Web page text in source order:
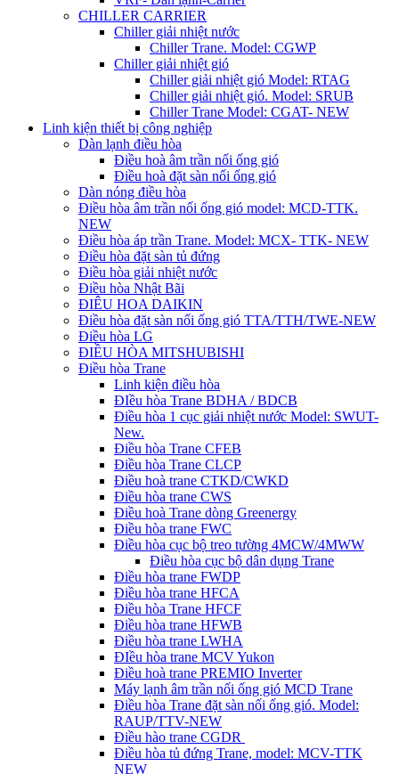
CHILLER CARRIER
Chiller giải nhiệt nước
Chiller Trane. Model: CGWP
Chiller giải nhiệt gió
Chiller giải nhiệt gió Model: RTAG
Chiller giải nhiệt gió. Model: SRUB
Chiller Trane Model: CGAT- NEW
Linh kiện thiết bị công nghiệp
Dàn lạnh điều hòa
Điều hoà âm trần nối ống gió
Điều hoà đặt sàn nối ống gió
Dàn nóng điều hòa
Điều hòa âm trần nối ống gió model: MCD-TTK.
NEW
Điều hòa áp trần Trane. Model: MCX- TTK- NEW
Điều hòa đặt sàn tủ đứng
Điều hòa giải nhiệt nước
Điều hòa Nhật Bãi
ĐIÊU HOA DAIKIN
Điều hòa đặt sàn nối ống gió TTA/TTH/TWE-NEW
Điều hòa LG
ĐIỀU HÒA MITSHUBISHI
Điều hòa Trane
Linh kiện điều hòa
ĐIều hòa Trane BDHA / BDCB
Điều hòa 1 cục giải nhiệt nước Model: SWUT-
New.
Điều hòa Trane CFEB
Điều hòa Trane CLCP
Điều hoà trane CTKD/CWKD
Điều hòa trane CWS
Điều hoà Trane dòng Greenergy
Điều hòa trane FWC
Điều hòa cục bộ treo tường 4MCW/4MWW
Điều hòa cục bộ dân dụng Trane
Điều hòa trane FWDP
Điều hòa trane HFCA
Điều hòa Trane HFCF
Điều hòa trane HFWB
Điều hòa trane LWHA
ĐIều hòa trane MCV Yukon
Điều hoà trane PREMIO Inverter
Máy lạnh âm trần nối ống gió MCD Trane
Điều hòa Trane đặt sàn nối ống gió. Model:
RAUP/TTV-NEW
Điều hào trane CGDR
Điều hòa tủ đứng Trane, model: MCV-TTK
NEW